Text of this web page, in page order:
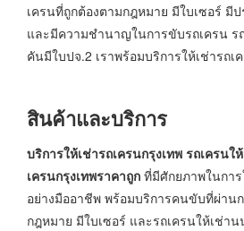
เครนที่ถูกต้องตามกฎหมาย มีใบเซอร์ มี
และมีความชำนาญในการขับรถเครน ร
คันมีใบปจ.2 เราพร้อมบริการให้เช่ารถเ
สินค้าและบริการ
บริการให้เช่ารถเครนกรุงเทพ รถเครน
เครนกรุงเทพราคาถูก ที่มีศักยภาพในกา
อย่างมืออาชีพ พร้อมบริการคนขับที่ผ่าน
กฎหมาย มีใบเซอร์ และรถเครนให้เช่า